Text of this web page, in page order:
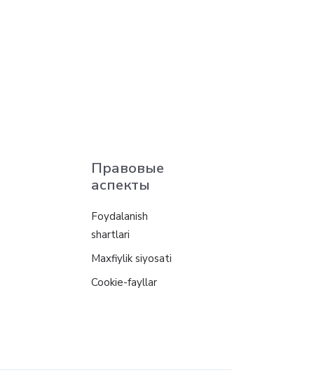
Правовые
аспекты
Foydalanish
shartlari
Maxfiylik siyosati
Cookie-fayllar